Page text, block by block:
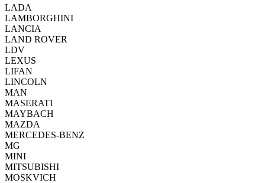
LADA
LAMBORGHINI
LANCIA
LAND ROVER
LDV
LEXUS
LIFAN
LINCOLN
MAN
MASERATI
MAYBACH
MAZDA
MERCEDES-BENZ
MG
MINI
MITSUBISHI
MOSKVICH